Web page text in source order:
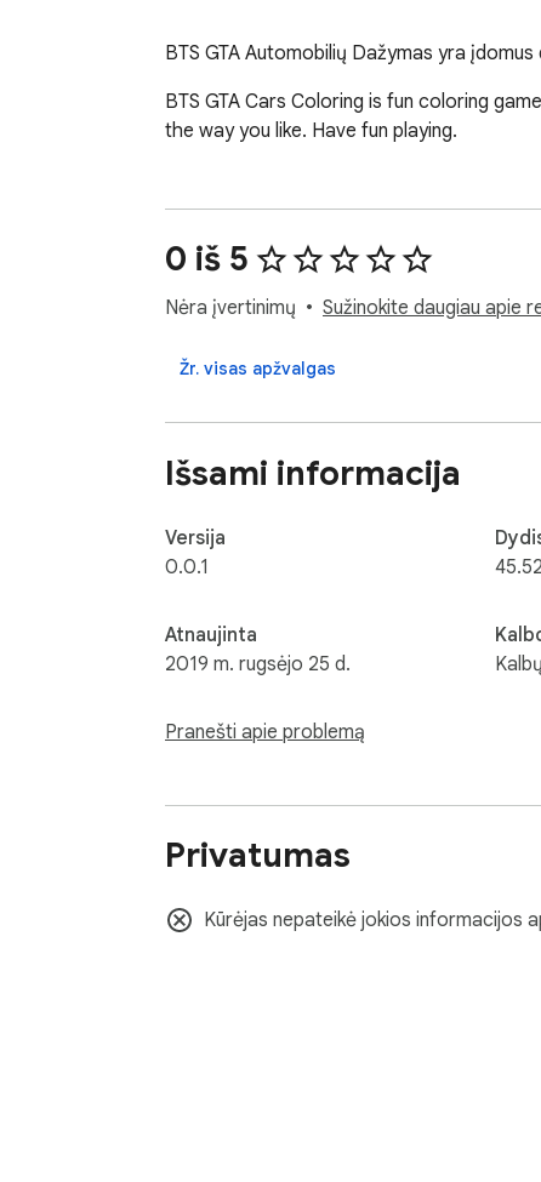
BTS GTA Automobilių Dažymas yra
BTS GTA Cars Coloring is fun coloring
the way you like. Have fun playing.
0 iš 5
Nėra įvertinimų Sužinokite daugiau apie
Žr. visas apžvalgas
Išsami informacija
Versija
0.0.1
Atnaujinta
2019 m. rugsėjo 25 d.
Pranešti apie problemą
Privatumas
Kūrėjas nepateikė jokios informacijos